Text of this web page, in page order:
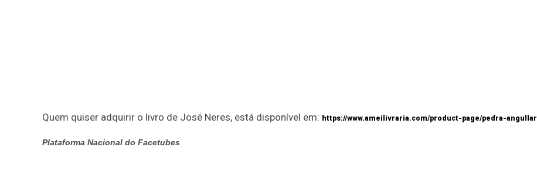
Quem quiser adquirir o livro de José Neres, está disponível em: https://www.ameilivraria.com/product-page/pedra-angullar
Plataforma Nacional do Facetubes